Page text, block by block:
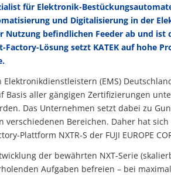
für Elektronik-
und Digitalisierung in der
befindlichen Feeder ab und ist
Factory-Lösung setzt KATEK auf hohe
Elektronikdienstleistern (EMS)
Basis aller gängigen Zertifizierungen
Das Unternehmen setzt dabei zu
Bereichen. Daher hat sich
Plattform NXTR-S der FUJI EUROPE
der bewährten NXT-Serie
Aufgaben befreien – bei